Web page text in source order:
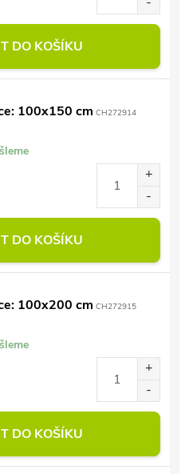
DO KOŠÍKU
100x150 cm CH272914
DO KOŠÍKU
100x200 cm CH272915
DO KOŠÍKU